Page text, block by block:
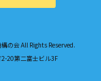
の会 All Rights Reserved.
20第二富士ビル3F